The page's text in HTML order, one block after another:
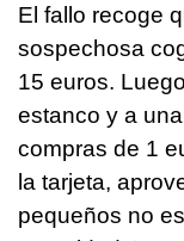
El fallo recoge
sospechosa
15 euros.
estanco y a
compras de 1
la tarjeta,
pequeños no